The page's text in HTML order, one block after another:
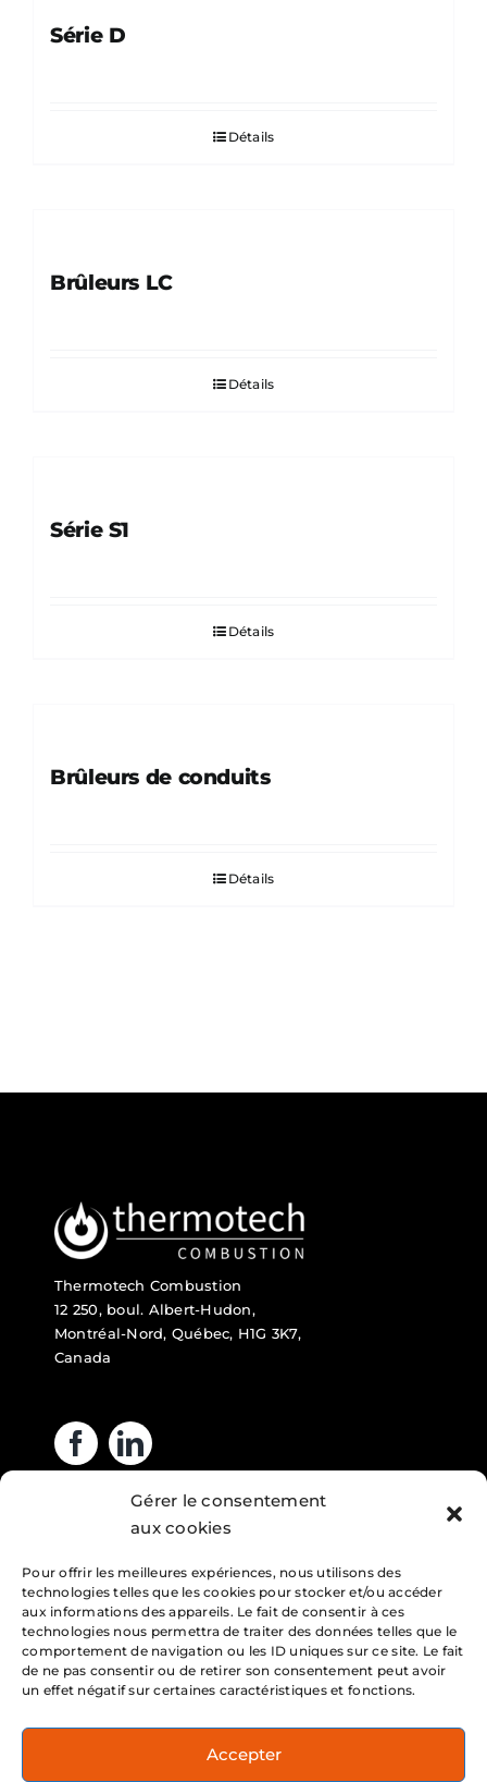
Gérer le consentement
aux cookies
Pour offrir les meilleures expériences, nous utilisons des
technologies telles que les cookies pour stocker et/ou accéder
aux informations des appareils. Le fait de consentir à ces
technologies nous permettra de traiter des données telles que le
comportement de navigation ou les ID uniques sur ce site. Le fait
de ne pas consentir ou de retirer son consentement peut avoir
un effet négatif sur certaines caractéristiques et fonctions.
Accepter
Série D
Détails
Brûleurs LC
Détails
Série S1
Détails
Brûleurs de conduits
Détails
Thermotech Combustion
12 250, boul. Albert-Hudon,
Montréal-Nord, Québec, H1G 3K7,
Canada
Heures d’ouverture
Lundi : 7h – 16h
Mardi : 7h – 16h
Mercredi : 7h – 16h
Jeudi : 7h – 16h
Service 24h/24h